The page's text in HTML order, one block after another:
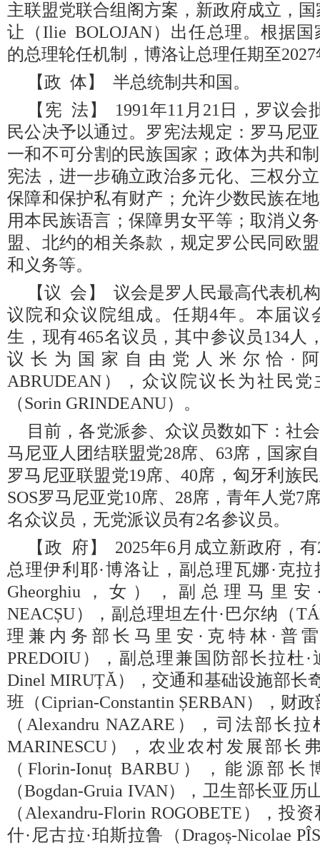
主联盟党联合组阁方案，新政府成立，
让（Ilie BOLOJAN）出任总理。根据
的总理轮任机制，博洛让总理任期至
【政 体】 半总统制共和国。
【宪 法】 1991年11月21日，罗议会
民公决予以通过。罗宪法规定：罗马尼
一和不可分割的民族国家；政体为共和
宪法，进一步确立政治多元化、三权分
保障和保护私有财产；允许少数民族在
用本民族语言；保障男女平等；取消义
盟、北约的相关条款，规定罗公民同欧
和义务等。
【议 会】 议会是罗人民最高代表机
议院和众议院组成。任期4年。本届议
生，现有465名议员，其中参议员134人
议长为国家自由党人米尔恰·
ABRUDEAN），众议院议长为社民
（Sorin GRINDEANU）。
目前，各党派参、众议员数如下：社
马尼亚人团结联盟党28席、63席，国家
罗马尼亚联盟党19席、40席，匈牙利族
SOS罗马尼亚党10席、28席，青年人党7
名众议员，无党派议员有2名参议员。
【政 府】 2025年6月成立新政府，
总理伊利耶·博洛让，副总理瓦娜·克拉
Gheorghiu，女），副总理马里
NEACȘU），副总理坦左什·巴尔纳（
理兼内务部长马里安·克特林·普雷
PREDOIU），副总理兼国防部长拉杜·
Dinel MIRUȚĂ），交通和基础设施部长
班（Ciprian-Constantin ȘERBAN），财
（Alexandru NAZARE），司法部长
MARINESCU），农业农村发展部长
（Florin-Ionuț BARBU），能源部
（Bogdan-Gruia IVAN），卫生部长亚历
（Alexandru-Florin ROGOBETE），投
什·尼古拉·珀斯拉鲁（Dragoș-Nicolae